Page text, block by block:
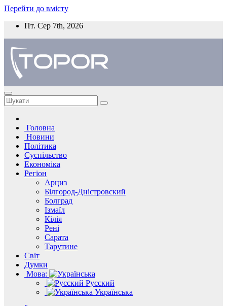
Перейти до вмісту
Пт. Сер 7th, 2026
Головна
Новини
Політика
Суспільство
Економіка
Регіон
Арциз
Білгород-Дністровский
Болград
Ізмаїл
Кілія
Рені
Сарата
Тарутине
Світ
Думки
Мова:
Русский
Українська